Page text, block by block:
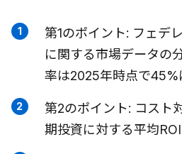
第1のポイント: フェデ
に関する市場データの
率は2025年時点で45%
第2のポイント: コスト
期投資に対する平均